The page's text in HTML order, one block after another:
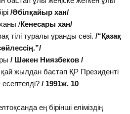
/Әбілқайыр хан/
/Кенесары хан/
тілі туралы ұранды сөзі. /“Қазақ
/ Шәкен Ниязбеков /
жылдан бастап ҚР Президенті
есептелді? / 1991ж. 10
ең бірінші еліміздің